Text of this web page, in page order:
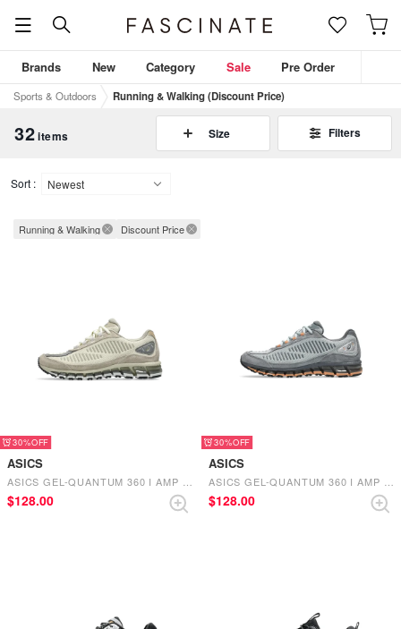
Brands New Category Sale Pre Order
Sports & Outdoors Running & Walking (Discount Price)
32items Size Filters
Sort :
Running & Walking Discount Price
30%
ASICS
$‌128.00
30%
ASICS
$‌128.00